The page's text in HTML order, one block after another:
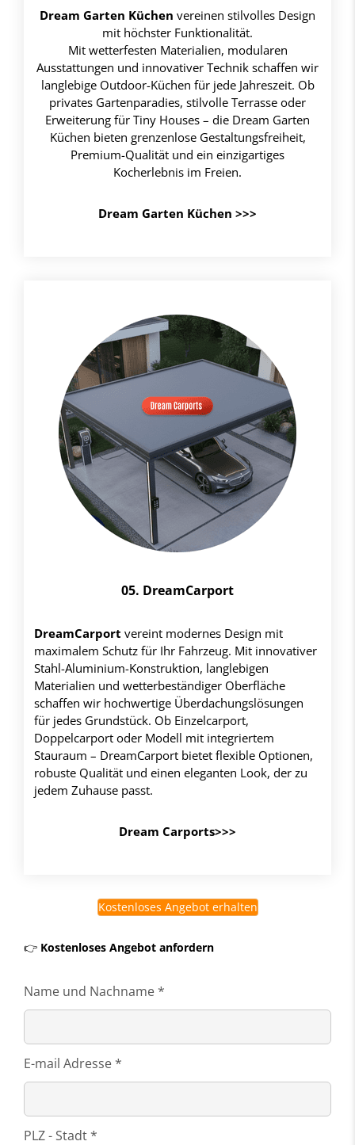
Dream Garten Küchen vereinen stilvolles Design
mit höchster Funktionalität.
Mit wetterfesten Materialien, modularen
Ausstattungen und innovativer Technik schaffen wir
langlebige Outdoor-Küchen für jede Jahreszeit. Ob
privates Gartenparadies, stilvolle Terrasse oder
Erweiterung für Tiny Houses – die Dream Garten
Küchen bieten grenzenlose Gestaltungsfreiheit,
Premium-Qualität und ein einzigartiges
Kocherlebnis im Freien.
Dream Garten Küchen >>>
05. DreamCarport
DreamCarport vereint modernes Design mit
maximalem Schutz für Ihr Fahrzeug. Mit innovativer
Stahl-Aluminium-Konstruktion, langlebigen
Materialien und wetterbeständiger Oberfläche
schaffen wir hochwertige Überdachungslösungen
für jedes Grundstück. Ob Einzelcarport,
Doppelcarport oder Modell mit integriertem
Stauraum – DreamCarport bietet flexible Optionen,
robuste Qualität und einen eleganten Look, der zu
jedem Zuhause passt.
Dream Carports>>>
Kostenloses Angebot erhalten
👉 Kostenloses Angebot anfordern
Name und Nachname *
E-mail Adresse *
PLZ - Stadt *